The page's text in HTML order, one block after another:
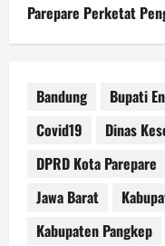
Parepare Perketat
Bandung Bupati
Covid19
Dinas
DPRD Kota Parepare
Jawa Barat
Kabupaten Pangkep